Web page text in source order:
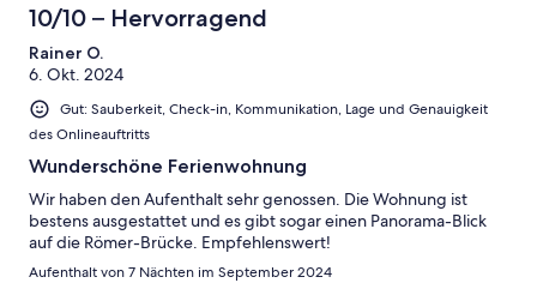
10/10 – Hervorragend
Rainer O.
6. Okt. 2024
Gut: Sauberkeit, Check-in, Kommunikation, Lage und Genauigkeit
des Onlineauftritts
Wunderschöne Ferienwohnung
Wir haben den Aufenthalt sehr genossen. Die Wohnung ist
bestens ausgestattet und es gibt sogar einen Panorama-Blick
auf die Römer-Brücke. Empfehlenswert!
Aufenthalt von 7 Nächten im September 2024